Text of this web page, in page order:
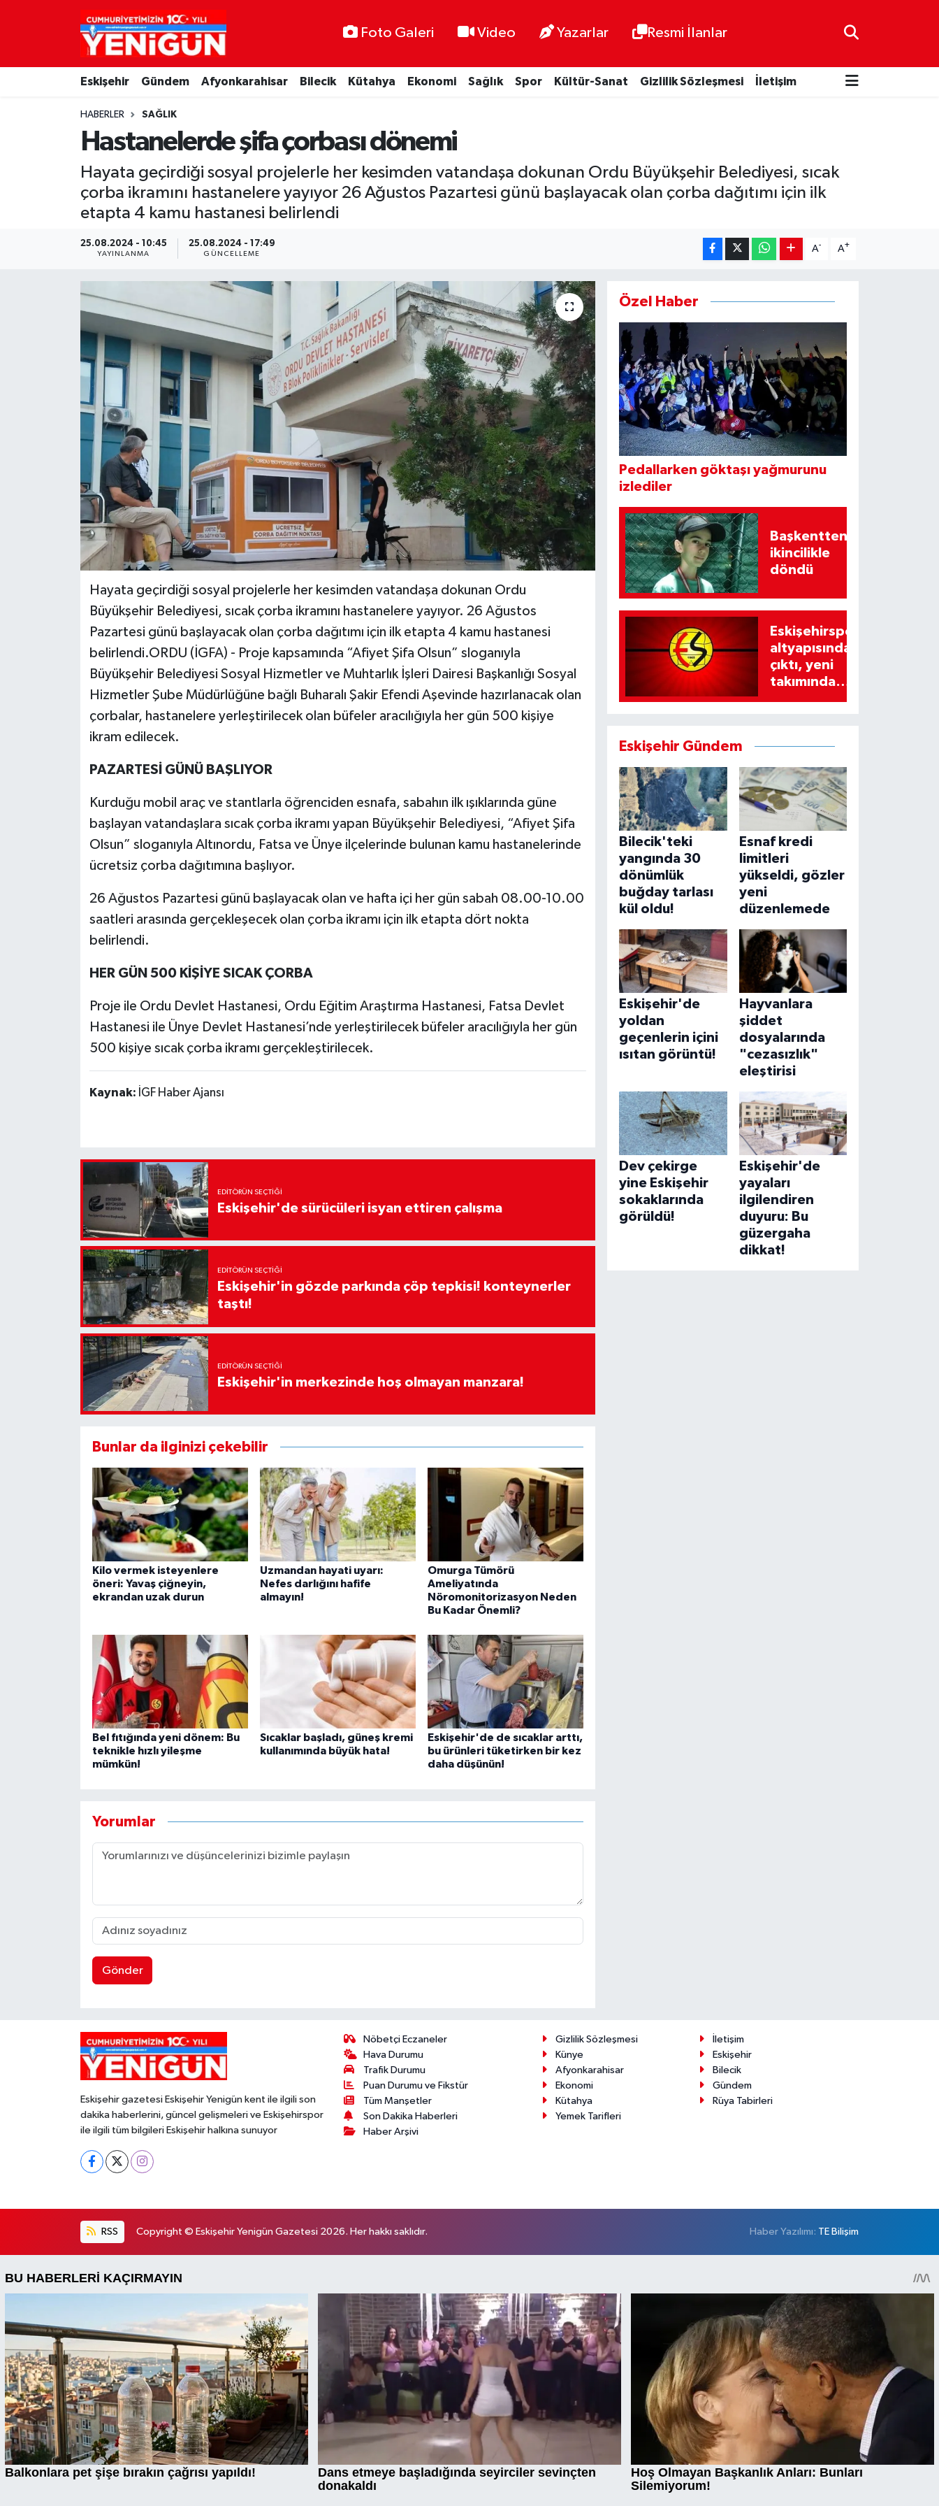
Foto Galeri Video Yazarlar Resmi İlanlar
Eskişehir Gündem Afyonkarahisar Bilecik Kütahya Ekonomi Sağlık Spor Kültür-Sanat Gizlilik Sözleşmesi İletişim
HABERLER SAĞLIK
Hastanelerde şifa çorbası dönemi
Hayata geçirdiği sosyal projelerle her kesimden vatandaşa dokunan Ordu Büyükşehir Belediyesi, sıcak
çorba ikramını hastanelere yayıyor 26 Ağustos Pazartesi günü başlayacak olan çorba dağıtımı için ilk
etapta 4 kamu hastanesi belirlendi
25.08.2024 - 10:45
YAYINLANMA
25.08.2024 - 17:49
GÜNCELLEME
A- A+
Hayata geçirdiği sosyal projelerle her kesimden vatandaşa dokunan Ordu
Büyükşehir Belediyesi, sıcak çorba ikramını hastanelere yayıyor. 26 Ağustos
Pazartesi günü başlayacak olan çorba dağıtımı için ilk etapta 4 kamu hastanesi
belirlendi.ORDU (İGFA) - Proje kapsamında “Afiyet Şifa Olsun” sloganıyla
Büyükşehir Belediyesi Sosyal Hizmetler ve Muhtarlık İşleri Dairesi Başkanlığı Sosyal
Hizmetler Şube Müdürlüğüne bağlı Buharalı Şakir Efendi Aşevinde hazırlanacak olan
çorbalar, hastanelere yerleştirilecek olan büfeler aracılığıyla her gün 500 kişiye
ikram edilecek.
PAZARTESİ GÜNÜ BAŞLIYOR
Kurduğu mobil araç ve stantlarla öğrenciden esnafa, sabahın ilk ışıklarında güne
başlayan vatandaşlara sıcak çorba ikramı yapan Büyükşehir Belediyesi, “Afiyet Şifa
Olsun” sloganıyla Altınordu, Fatsa ve Ünye ilçelerinde bulunan kamu hastanelerinde
ücretsiz çorba dağıtımına başlıyor.
26 Ağustos Pazartesi günü başlayacak olan ve hafta içi her gün sabah 08.00-10.00
saatleri arasında gerçekleşecek olan çorba ikramı için ilk etapta dört nokta
belirlendi.
HER GÜN 500 KİŞİYE SICAK ÇORBA
Proje ile Ordu Devlet Hastanesi, Ordu Eğitim Araştırma Hastanesi, Fatsa Devlet
Hastanesi ile Ünye Devlet Hastanesi’nde yerleştirilecek büfeler aracılığıyla her gün
500 kişiye sıcak çorba ikramı gerçekleştirilecek.
Kaynak: İGF Haber Ajansı
EDITÖRÜN SEÇTIĞI
Eskişehir'de sürücüleri isyan ettiren çalışma
EDITÖRÜN SEÇTIĞI
Eskişehir'in gözde parkında çöp tepkisi! konteynerler
taştı!
EDITÖRÜN SEÇTIĞI
Eskişehir'in merkezinde hoş olmayan manzara!
Bunlar da ilginizi çekebilir
Kilo vermek isteyenlere
öneri: Yavaş çiğneyin,
ekrandan uzak durun
Uzmandan hayati uyarı:
Nefes darlığını hafife
almayın!
Omurga Tümörü
Ameliyatında
Nöromonitorizasyon Neden
Bu Kadar Önemli?
Bel fıtığında yeni dönem: Bu
teknikle hızlı yileşme
mümkün!
Sıcaklar başladı, güneş kremi
kullanımında büyük hata!
Eskişehir'de de sıcaklar arttı,
bu ürünleri tüketirken bir kez
daha düşünün!
Yorumlar
Gönder
Özel Haber
Pedallarken göktaşı yağmurunu
izlediler
Başkentten
ikincilikle
döndü
Eskişehirspor
altyapısından
çıktı, yeni
takımında
Eskişehir Gündem
Bilecik'teki
yangında 30
dönümlük
buğday tarlası
kül oldu!
Esnaf kredi
limitleri
yükseldi, gözler
yeni
düzenlemede
Eskişehir'de
yoldan
geçenlerin içini
ısıtan görüntü!
Hayvanlara
şiddet
dosyalarında
"cezasızlık"
eleştirisi
Dev çekirge
yine Eskişehir
sokaklarında
görüldü!
Eskişehir'de
yayaları
ilgilendiren
duyuru: Bu
güzergaha
dikkat!
Eskişehir gazetesi Eskişehir Yenigün kent ile ilgili son
dakika haberlerini, güncel gelişmeleri ve Eskişehirspor
ile ilgili tüm bilgileri Eskişehir halkına sunuyor
Nöbetçi Eczaneler
Hava Durumu
Trafik Durumu
Puan Durumu ve Fikstür
Tüm Manşetler
Son Dakika Haberleri
Haber Arşivi
Gizlilik Sözleşmesi
İletişim
Künye
Eskişehir
Afyonkarahisar
Bilecik
Ekonomi
Gündem
Kütahya
Rüya Tabirleri
Yemek Tarifleri
RSS Copyright © Eskişehir Yenigün Gazetesi 2026. Her hakkı saklıdır. Haber Yazılımı: TE Bilişim
Nöbetçi Eczaneler
Hava Durumu
Tüm Manşetler